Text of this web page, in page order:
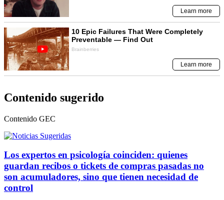
Contenido sugerido
Contenido GEC
Los expertos en psicología coinciden: quienes
guardan recibos o tickets de compras pasadas no
son acumuladores, sino que tienen necesidad de
control